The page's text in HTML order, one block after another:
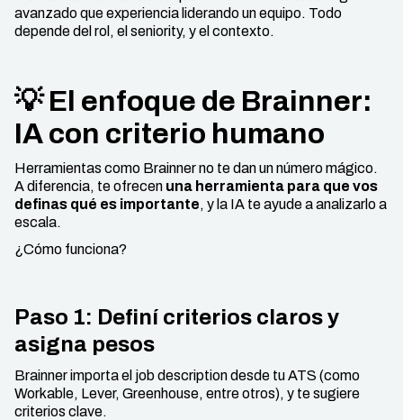
avanzado que experiencia liderando un equipo. Todo
depende del rol, el seniority, y el contexto.
💡 El enfoque de Brainner:
IA con criterio humano
Herramientas como Brainner no te dan un número mágico.
A diferencia, te ofrecen una herramienta para que vos
definas qué es importante, y la IA te ayude a analizarlo a
escala.
¿Cómo funciona?
Paso 1: Definí criterios claros y
asigna pesos
Brainner importa el job description desde tu ATS (como
Workable, Lever, Greenhouse, entre otros), y te sugiere
criterios clave.